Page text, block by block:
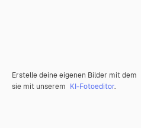
Erstelle deine eigenen Bilder mit dem
sie mit unserem KI-Fotoeditor.